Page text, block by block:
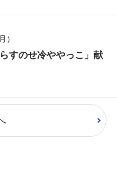
すのせ冷ややっこ」献